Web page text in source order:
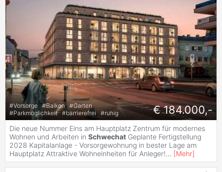
#Vorsorge #Balkon #Garten
#Parkmöglichkeit #barrierefrei #ruhig € 184.000,-
Die neue Nummer Eins am Hauptplatz Zentrum für modernes
Wohnen und Arbeiten in Schwechat Geplante Fertigstellung
2028 Kapitalanlage - Vorsorgewohnung in bester Lage am
Hauptplatz Attraktive Wohneinheiten für Anleger!... [Mehr]